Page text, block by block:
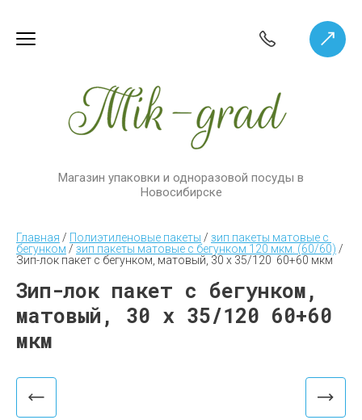
Магазин упаковки и одноразовой посуды в
Новосибирске
Главная / Полиэтиленовые пакеты / зип пакеты матовые с
бегунком / зип пакеты матовые с бегунком 120 мкм. (60/60)
Зип-лок пакет с бегунком, матовый, 30 х 35/120  60+60 мкм
Зип-лок пакет с бегунком,
матовый, 30 х 35/120 60+60
мкм